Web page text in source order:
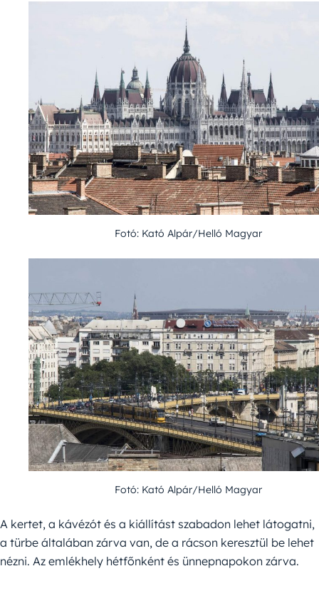
Fotó: Kató Alpár/Helló Magyar
Fotó: Kató Alpár/Helló Magyar
A kertet, a kávézót és a kiállítást szabadon lehet látogatni,
a türbe általában zárva van, de a rácson keresztül be lehet
nézni. Az emlékhely hétfőnként és ünnepnapokon zárva.